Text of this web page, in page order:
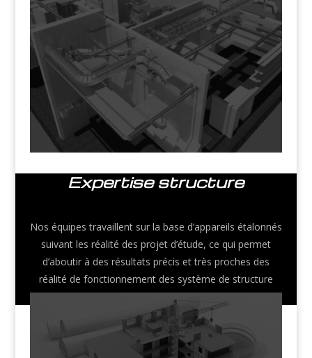
Expertise structure
Nos équipes travaillent sur la base d’appareils étalonnés
suivant les réalité des projet d’étude, ce qui permet
d’aboutir à des résultats précis et très proches des
réalité de fonctionnement des système de structure
des ouvrage.